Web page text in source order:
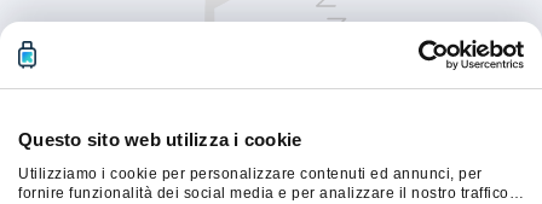
Questo sito web utilizza i cookie
Utilizziamo i cookie per personalizzare contenuti ed annunci, per
fornire funzionalità dei social media e per analizzare il nostro traffico.